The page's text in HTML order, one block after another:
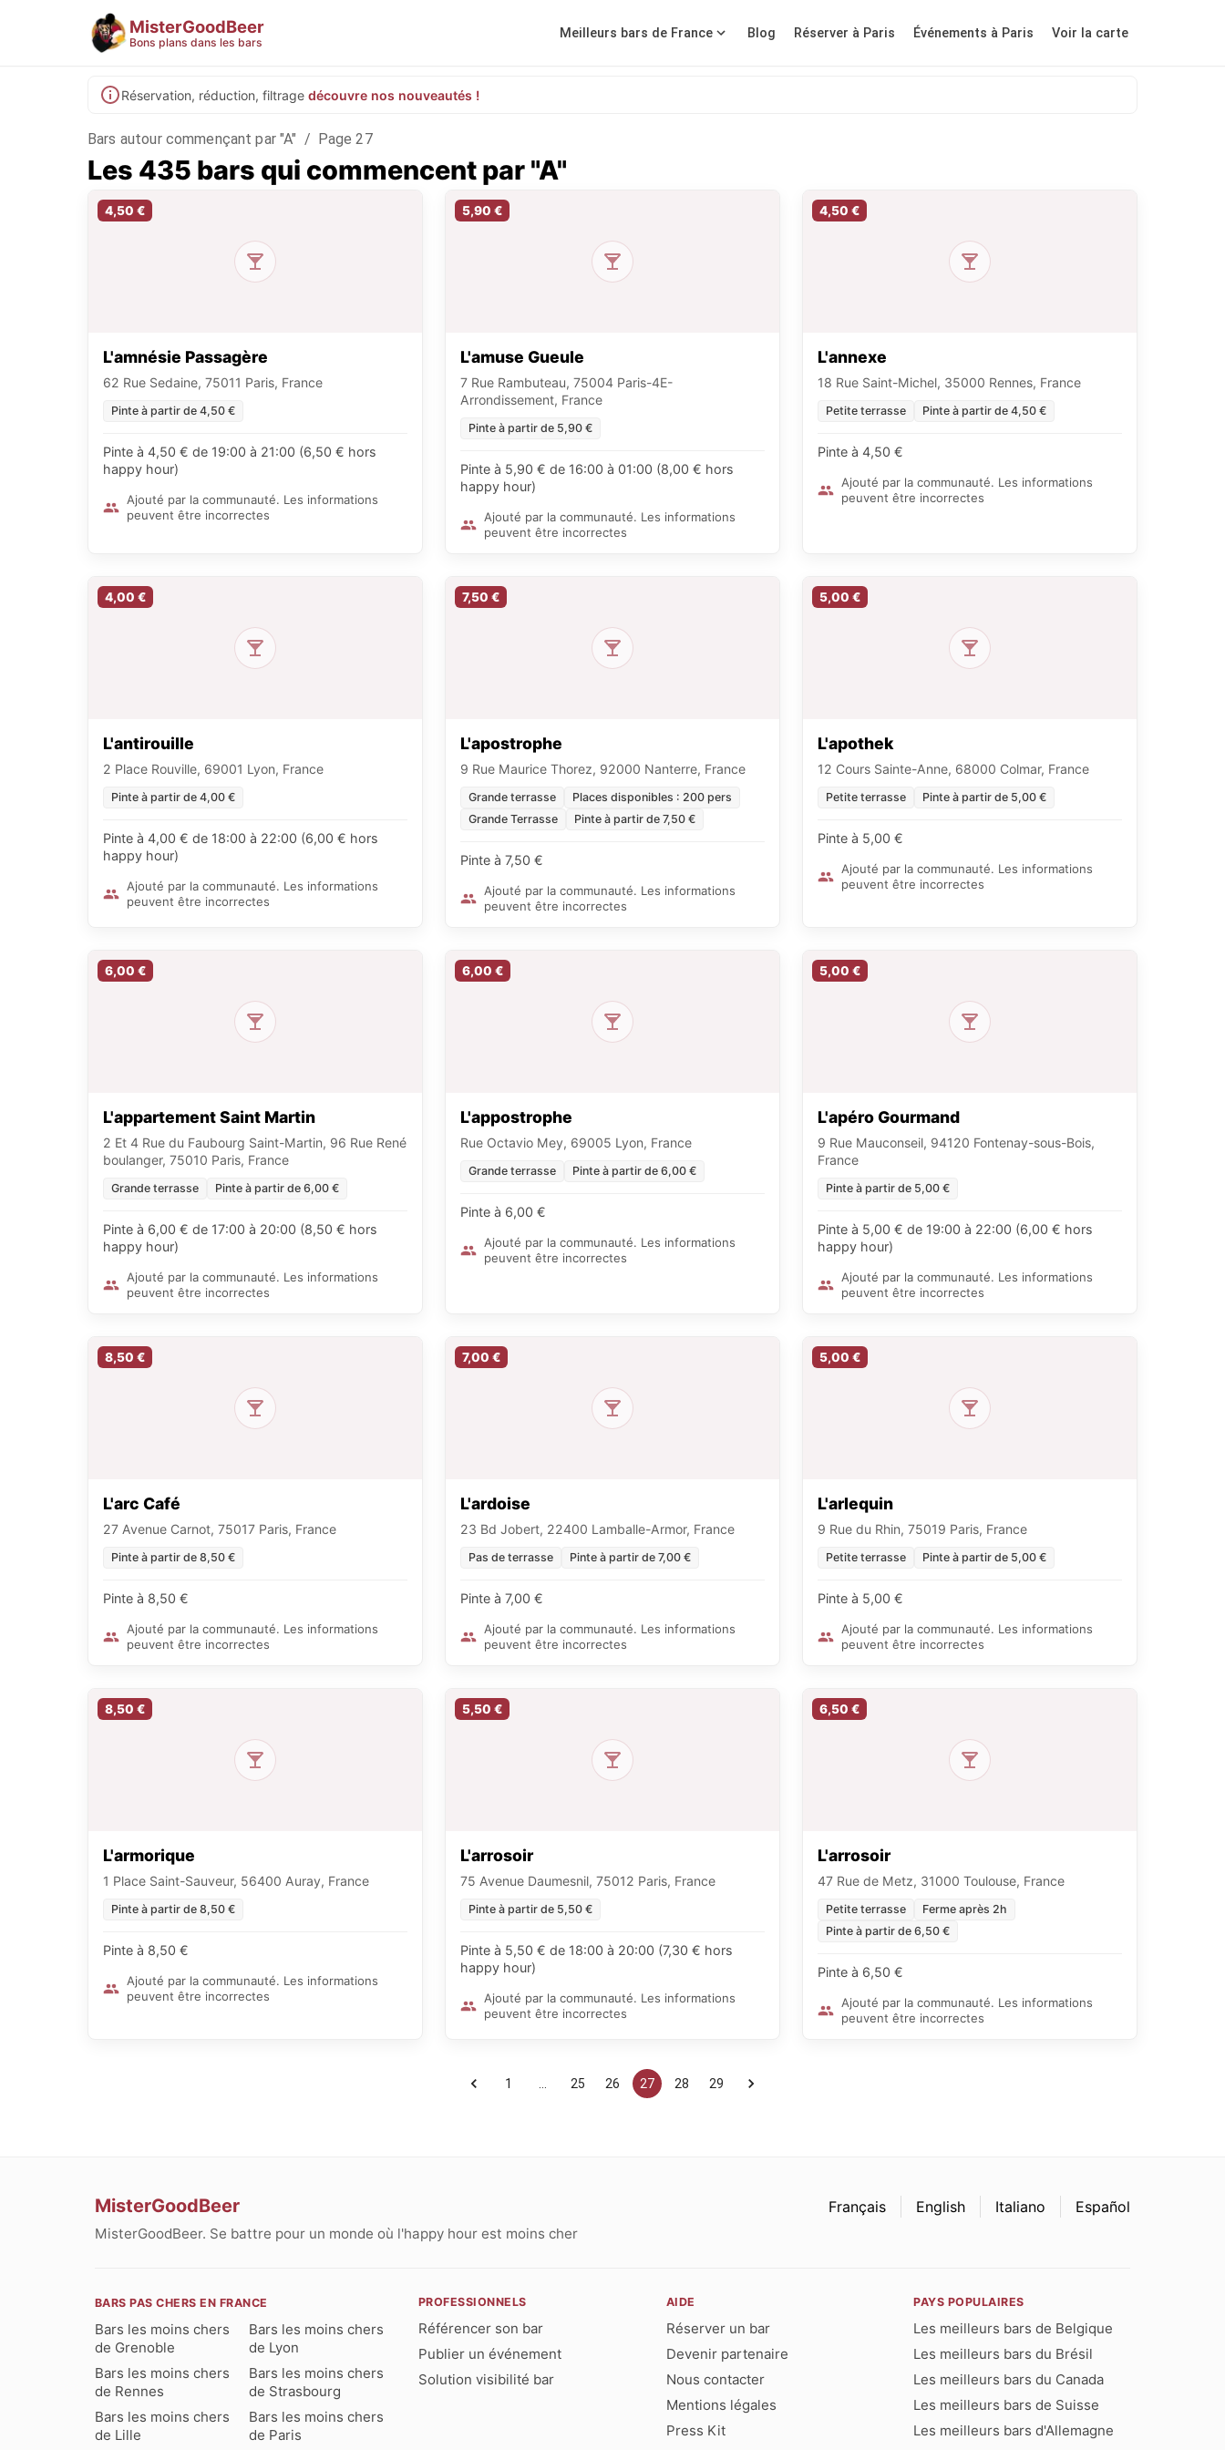
MisterGoodBeer
Bons plans dans les bars
Meilleurs bars de France Blog Réserver à Paris Événements à Paris Voir la carte
Réservation, réduction, filtrage découvre nos nouveautés !
Bars autour commençant par "A" / Page 27
Les 435 bars qui commencent par "A"
4,50 €
L'amnésie Passagère
62 Rue Sedaine, 75011 Paris, France
Pinte à partir de 4,50 €
Pinte à 4,50 € de 19:00 à 21:00 (6,50 € hors
happy hour)
Ajouté par la communauté. Les informations
peuvent être incorrectes
5,90 €
L'amuse Gueule
7 Rue Rambuteau, 75004 Paris-4E-
Arrondissement, France
Pinte à partir de 5,90 €
Pinte à 5,90 € de 16:00 à 01:00 (8,00 € hors
happy hour)
Ajouté par la communauté. Les informations
peuvent être incorrectes
4,50 €
L'annexe
18 Rue Saint-Michel, 35000 Rennes, France
Petite terrasse Pinte à partir de 4,50 €
Pinte à 4,50 €
Ajouté par la communauté. Les informations
peuvent être incorrectes
4,00 €
L'antirouille
2 Place Rouville, 69001 Lyon, France
Pinte à partir de 4,00 €
Pinte à 4,00 € de 18:00 à 22:00 (6,00 € hors
happy hour)
Ajouté par la communauté. Les informations
peuvent être incorrectes
7,50 €
L'apostrophe
9 Rue Maurice Thorez, 92000 Nanterre, France
Grande terrasse
Places disponibles : 200 pers
Grande Terrasse
Pinte à partir de 7,50 €
Pinte à 7,50 €
Ajouté par la communauté. Les informations
peuvent être incorrectes
5,00 €
L'apothek
12 Cours Sainte-Anne, 68000 Colmar, France
Petite terrasse Pinte à partir de 5,00 €
Pinte à 5,00 €
Ajouté par la communauté. Les informations
peuvent être incorrectes
6,00 €
L'appartement Saint Martin
2 Et 4 Rue du Faubourg Saint-Martin, 96 Rue René
boulanger, 75010 Paris, France
Grande terrasse Pinte à partir de 6,00 €
Pinte à 6,00 € de 17:00 à 20:00 (8,50 € hors
happy hour)
Ajouté par la communauté. Les informations
peuvent être incorrectes
6,00 €
L'appostrophe
Rue Octavio Mey, 69005 Lyon, France
Grande terrasse Pinte à partir de 6,00 €
Pinte à 6,00 €
Ajouté par la communauté. Les informations
peuvent être incorrectes
5,00 €
L'apéro Gourmand
9 Rue Mauconseil, 94120 Fontenay-sous-Bois,
France
Pinte à partir de 5,00 €
Pinte à 5,00 € de 19:00 à 22:00 (6,00 € hors
happy hour)
Ajouté par la communauté. Les informations
peuvent être incorrectes
8,50 €
L'arc Café
27 Avenue Carnot, 75017 Paris, France
Pinte à partir de 8,50 €
Pinte à 8,50 €
Ajouté par la communauté. Les informations
peuvent être incorrectes
7,00 €
L'ardoise
23 Bd Jobert, 22400 Lamballe-Armor, France
Pas de terrasse Pinte à partir de 7,00 €
Pinte à 7,00 €
Ajouté par la communauté. Les informations
peuvent être incorrectes
5,00 €
L'arlequin
9 Rue du Rhin, 75019 Paris, France
Petite terrasse Pinte à partir de 5,00 €
Pinte à 5,00 €
Ajouté par la communauté. Les informations
peuvent être incorrectes
8,50 €
L'armorique
1 Place Saint-Sauveur, 56400 Auray, France
Pinte à partir de 8,50 €
Pinte à 8,50 €
Ajouté par la communauté. Les informations
peuvent être incorrectes
5,50 €
L'arrosoir
75 Avenue Daumesnil, 75012 Paris, France
Pinte à partir de 5,50 €
Pinte à 5,50 € de 18:00 à 20:00 (7,30 € hors
happy hour)
Ajouté par la communauté. Les informations
peuvent être incorrectes
6,50 €
L'arrosoir
47 Rue de Metz, 31000 Toulouse, France
Petite terrasse
Ferme après 2h
Pinte à partir de 6,50 €
Pinte à 6,50 €
Ajouté par la communauté. Les informations
peuvent être incorrectes
1 25 26 27 28 29
MisterGoodBeer
MisterGoodBeer. Se battre pour un monde où l'happy hour est moins cher
Français English Italiano Español
BARS PAS CHERS EN FRANCE
Bars les moins chers
de Grenoble
Bars les moins chers
de Lyon
Bars les moins chers
de Rennes
Bars les moins chers
de Strasbourg
Bars les moins chers
de Lille
Bars les moins chers
de Paris
PROFESSIONNELS
Référencer son bar
Publier un événement
Solution visibilité bar
AIDE
Réserver un bar
Devenir partenaire
Nous contacter
Mentions légales
Press Kit
PAYS POPULAIRES
Les meilleurs bars de Belgique
Les meilleurs bars du Brésil
Les meilleurs bars du Canada
Les meilleurs bars de Suisse
Les meilleurs bars d'Allemagne